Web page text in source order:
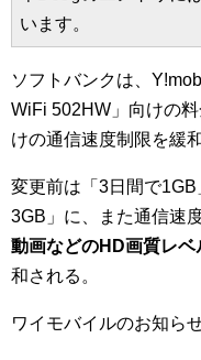
います。
ソフトバンクは、
WiFi 502HW」向けの
けの通信速度制限を緩
変更前は「3日間で
3GB」に、また通信速
動画などのHD画質レ
和される。
ワイモバイルのお知ら